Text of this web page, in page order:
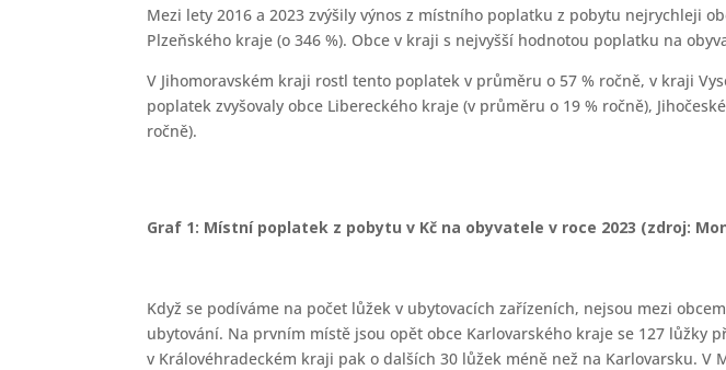
Mezi lety 2016 a 2023 zvýšily výnos z místního poplatku z pobytu nejrychleji
Plzeňského kraje (o 346 %). Obce v kraji s nejvyšší hodnotou poplatku na
V Jihomoravském kraji rostl tento poplatek v průměru o 57 % ročně, v kraji
poplatek zvyšovaly obce Libereckého kraje (v průměru o 19 % ročně),
ročně).
Graf 1: Místní poplatek z pobytu v Kč na obyvatele v roce 2023 (zdroj:
Když se podíváme na počet lůžek v ubytovacích zařízeních, nejsou mezi
ubytování. Na prvním místě jsou opět obce Karlovarského kraje se 127 lůžky
v Královéhradeckém kraji pak o dalších 30 lůžek méně než na Karlovarsku.